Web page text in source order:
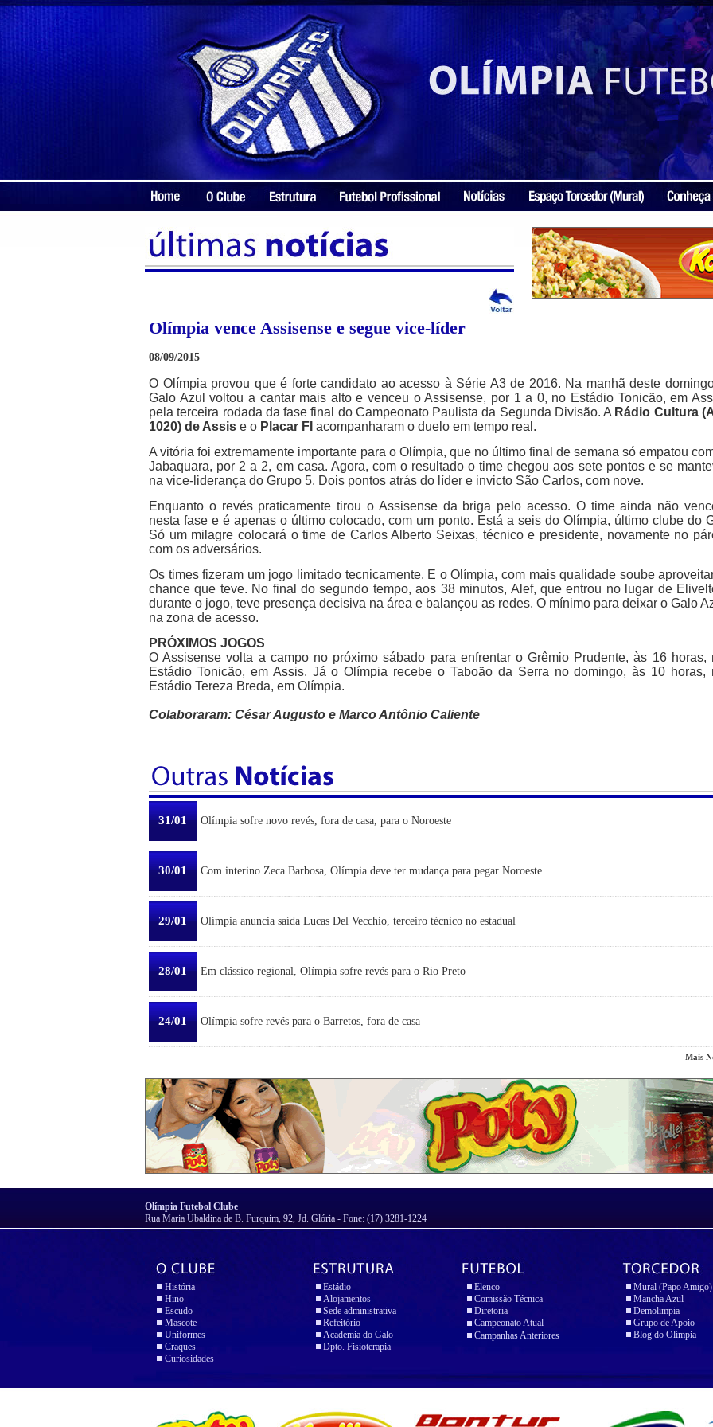
Olímpia vence Assisense e segue vice-líder
08/09/2015
O Olímpia provou que é forte candidato ao acesso à Série A3 de 2016. Na manhã deste
Galo Azul voltou a cantar mais alto e venceu o Assisense, por 1 a 0, no Estádio Tonicão, em
pela terceira rodada da fase final do Campeonato Paulista da Segunda Divisão. A Rádio Cultura
1020) de Assis e o Placar FI acompanharam o duelo em tempo real.
A vitória foi extremamente importante para o Olímpia, que no último final de semana só empatou
Jabaquara, por 2 a 2, em casa. Agora, com o resultado o time chegou aos sete pontos e se
na vice-liderança do Grupo 5. Dois pontos atrás do líder e invicto São Carlos, com nove.
Enquanto o revés praticamente tirou o Assisense da briga pelo acesso. O time ainda não
nesta fase e é apenas o último colocado, com um ponto. Está a seis do Olímpia, último clube do
Só um milagre colocará o time de Carlos Alberto Seixas, técnico e presidente, novamente no
com os adversários.
Os times fizeram um jogo limitado tecnicamente. E o Olímpia, com mais qualidade soube
chance que teve. No final do segundo tempo, aos 38 minutos, Alef, que entrou no lugar de
durante o jogo, teve presença decisiva na área e balançou as redes. O mínimo para deixar o Galo
na zona de acesso.
PRÓXIMOS JOGOS
O Assisense volta a campo no próximo sábado para enfrentar o Grêmio Prudente, às 16 horas,
Estádio Tonicão, em Assis. Já o Olímpia recebe o Taboão da Serra no domingo, às 10 horas,
Estádio Tereza Breda, em Olímpia.
Colaboraram: César Augusto e Marco Antônio Caliente
31/01 Olímpia sofre novo revés, fora de casa, para o Noroeste
30/01 Com interino Zeca Barbosa, Olímpia deve ter mudança para pegar Noroeste
29/01 Olímpia anuncia saída Lucas Del Vecchio, terceiro técnico no estadual
28/01 Em clássico regional, Olímpia sofre revés para o Rio Preto
24/01 Olímpia sofre revés para o Barretos, fora de casa
Mais
Olímpia Futebol Clube
Rua Maria Ubaldina de B. Furquim, 92, Jd. Glória - Fone: (17) 3281-1224
História
Hino
Escudo
Mascote
Uniformes
Craques
Curiosidades
Estádio
Alojamentos
Sede administrativa
Refeitório
Academia do Galo
Dpto. Fisioterapia
Elenco
Comissão Técnica
Diretoria
Campeonato Atual
Campanhas Anteriores
Mural (Papo Amigo)
Mancha Azul
Demolimpia
Grupo de Apoio
Blog do Olímpia